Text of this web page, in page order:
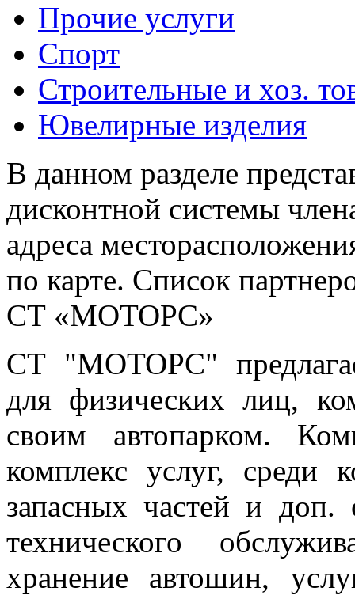
Прочие услуги
Спорт
Строительные и хоз.
Ювелирные изделия
В данном разделе
дисконтной системы
адреса
по карте. Список
СТ «МОТОРС»
СТ "МОТОРС"
для физических лиц,
своим автопарком.
комплекс услуг, среди
запасных частей и доп.
технического
хранение автошин,